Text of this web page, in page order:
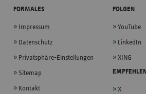
FORMALES
Impressum
Datenschutz
Privatsphäre-Einstellungen
Sitemap
Kontakt
FOLGEN
YouTube
LinkedIn
XING
EMPFEHLEN
X